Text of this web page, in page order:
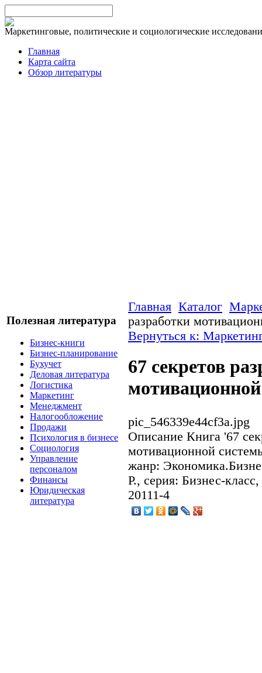
Маркетинговые, политические и социологические
Главная
Карта сайта
Обзор литературы
Полезная литература
Бизнес-книги
Бизнес-планирование
Бухучет
Деловая литература
Логистика
Маркетинг
Менеджмент
Налогообложение
Продажи
Психология в бизнесе
Социология
Управление
персоналом
Финансы
Юридическая
литература
Главная Каталог
разработки
Вернуться к:
67 секретов
pic_546339e44cf3a.jpg
Описание Книга '67
мотивационной
жанр:
Р., серия: Бизнес-
20111-4